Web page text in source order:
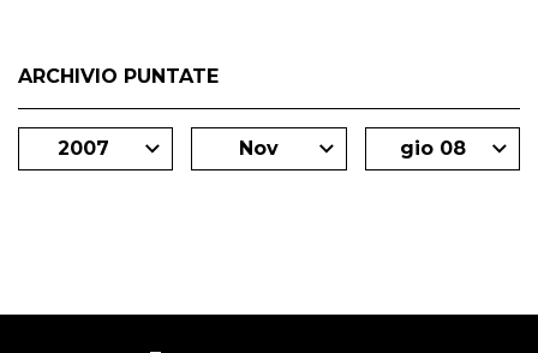
ARCHIVIO PUNTATE
2007 Nov gio 08